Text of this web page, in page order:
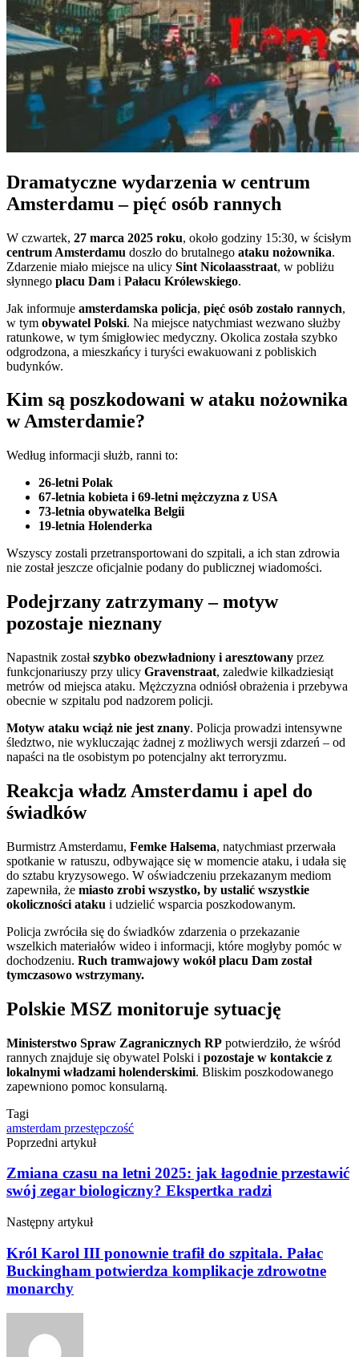
Dramatyczne wydarzenia w centrum
Amsterdamu – pięć osób rannych
W czwartek, 27 marca 2025 roku, około godziny 15:30, w ścisłym
centrum Amsterdamu doszło do brutalnego ataku nożownika.
Zdarzenie miało miejsce na ulicy Sint Nicolaasstraat, w pobliżu
słynnego placu Dam i Pałacu Królewskiego.
Jak informuje amsterdamska policja, pięć osób zostało rannych,
w tym obywatel Polski. Na miejsce natychmiast wezwano służby
ratunkowe, w tym śmigłowiec medyczny. Okolica została szybko
odgrodzona, a mieszkańcy i turyści ewakuowani z pobliskich
budynków.
Kim są poszkodowani w ataku nożownika
w Amsterdamie?
Według informacji służb, ranni to:
26-letni Polak
67-letnia kobieta i 69-letni mężczyzna z USA
73-letnia obywatelka Belgii
19-letnia Holenderka
Wszyscy zostali przetransportowani do szpitali, a ich stan zdrowia
nie został jeszcze oficjalnie podany do publicznej wiadomości.
Podejrzany zatrzymany – motyw
pozostaje nieznany
Napastnik zostałszybko obezwładniony i aresztowany przez
funkcjonariuszy przy ulicy Gravenstraat, zaledwie kilkadziesiąt
metrów od miejsca ataku. Mężczyzna odniósł obrażenia i przebywa
obecnie w szpitalu pod nadzorem policji.
Motyw ataku wciąż nie jest znany. Policja prowadzi intensywne
śledztwo, nie wykluczając żadnej z możliwych wersji zdarzeń – od
napaści na tle osobistym po potencjalny akt terroryzmu.
Reakcja władz Amsterdamu i apel do
świadków
Burmistrz Amsterdamu, Femke Halsema, natychmiast przerwała
spotkanie w ratuszu, odbywające się w momencie ataku, i udała się
do sztabu kryzysowego. W oświadczeniu przekazanym mediom
zapewniła, że miasto zrobi wszystko, by ustalić wszystkie
okoliczności ataku i udzielić wsparcia poszkodowanym.
Policja zwróciła się do świadków zdarzenia o przekazanie
wszelkich materiałów wideo i informacji, które mogłyby pomóc w
dochodzeniu. Ruch tramwajowy wokół placu Dam został
tymczasowo wstrzymany.
Polskie MSZ monitoruje sytuację
Ministerstwo Spraw Zagranicznych RP potwierdziło, że wśród
rannych znajduje się obywatel Polski i pozostaje w kontakcie z
lokalnymi władzami holenderskimi. Bliskim poszkodowanego
zapewniono pomoc konsularną.
Tagi
amsterdam przestępczość
Poprzedni artykuł
Zmiana czasu na letni 2025: jak łagodnie przestawić
swój zegar biologiczny? Ekspertka radzi
Następny artykuł
Król Karol III ponownie trafił do szpitala. Pałac
Buckingham potwierdza komplikacje zdrowotne
monarchy